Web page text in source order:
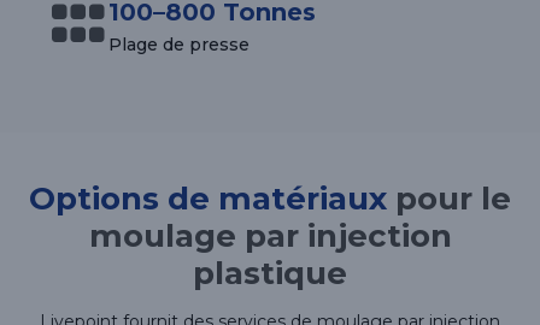
100–800 Tonnes
Plage de presse
Options de matériaux pour le
moulage par injection
plastique